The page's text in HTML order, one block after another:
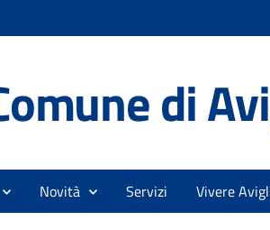
di
Novità Servizi Vivere